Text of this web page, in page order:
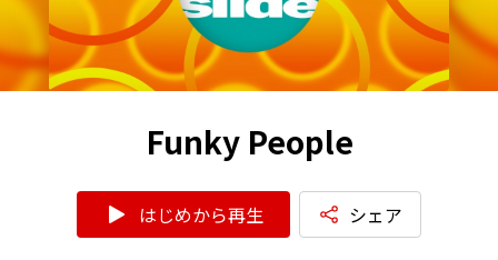
Funky People
はじめから再生 シェア